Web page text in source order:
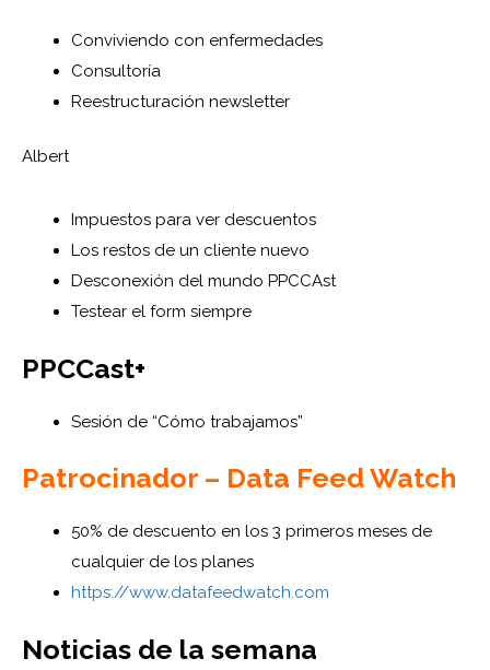
Conviviendo con enfermedades
Consultoría
Reestructuración newsletter
Albert
Impuestos para ver descuentos
Los restos de un cliente nuevo
Desconexión del mundo PPCCAst
Testear el form siempre
PPCCast+
Sesión de “Cómo trabajamos”
Patrocinador – Data Feed Watch
50% de descuento en los 3 primeros meses de
cualquier de los planes
https://www.datafeedwatch.com
Noticias de la semana